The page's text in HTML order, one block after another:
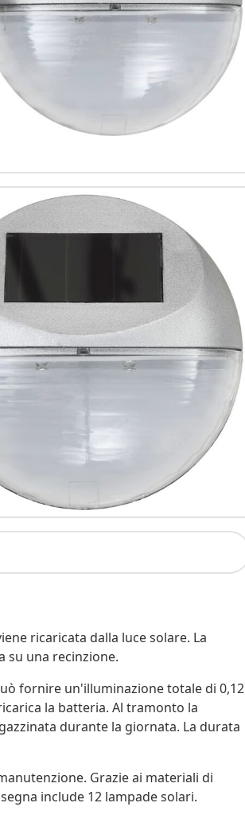
ricaricata dalla luce solare. La
su una recinzione.
fornire un'illuminazione totale di 0,12
la batteria. Al tramonto la
durante la giornata. La durata
Grazie ai materiali di
include 12 lampade solari.